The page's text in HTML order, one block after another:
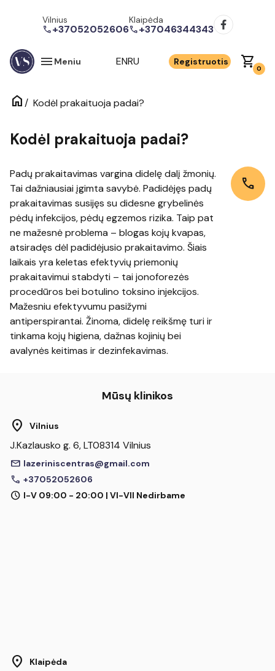
Vilnius
call+37052052606
Klaipėda
call+37046344343
menu Meniu ENRU Registruotis shopping_cart0
home/ Kodėl prakaituoja padai?
Kodėl prakaituoja padai?
Padų prakaitavimas vargina didelę dalį žmonių.
Tai dažniausiai įgimta savybė. Padidėjęs padų
prakaitavimas susijęs su didesne grybelinės
pėdų infekcijos, pėdų egzemos rizika. Taip pat
ne mažesnė problema – blogas kojų kvapas,
atsiradęs dėl padidėjusio prakaitavimo. Šiais
laikais yra keletas efektyvių priemonių
prakaitavimui stabdyti – tai jonoforezės
procedūros bei botulino toksino injekcijos.
Mažesniu efektyvumu pasižymi
antiperspirantai. Žinoma, didelę reikšmę turi ir
tinkama kojų higiena, dažnas kojinių bei
avalynės keitimas ir dezinfekavimas.
call
Mūsų klinikos
location_on Vilnius
J.Kazlausko g. 6, LT08314 Vilnius
mail lazeriniscentras@gmail.com
call +37052052606
schedule I-V 09:00 - 20:00 | VI-VII Nedirbame
location_on Klaipėda